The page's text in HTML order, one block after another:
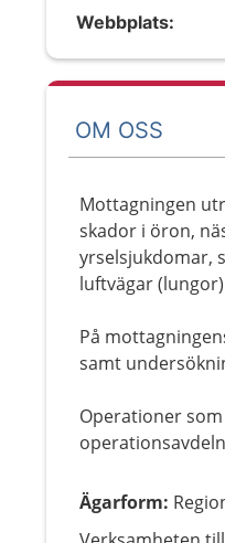
Webbplats:
OM OSS
Mottagningen
skador i öron,
yrselsjukdomar,
luftvägar
På
samt
Operationer
Ägarform: